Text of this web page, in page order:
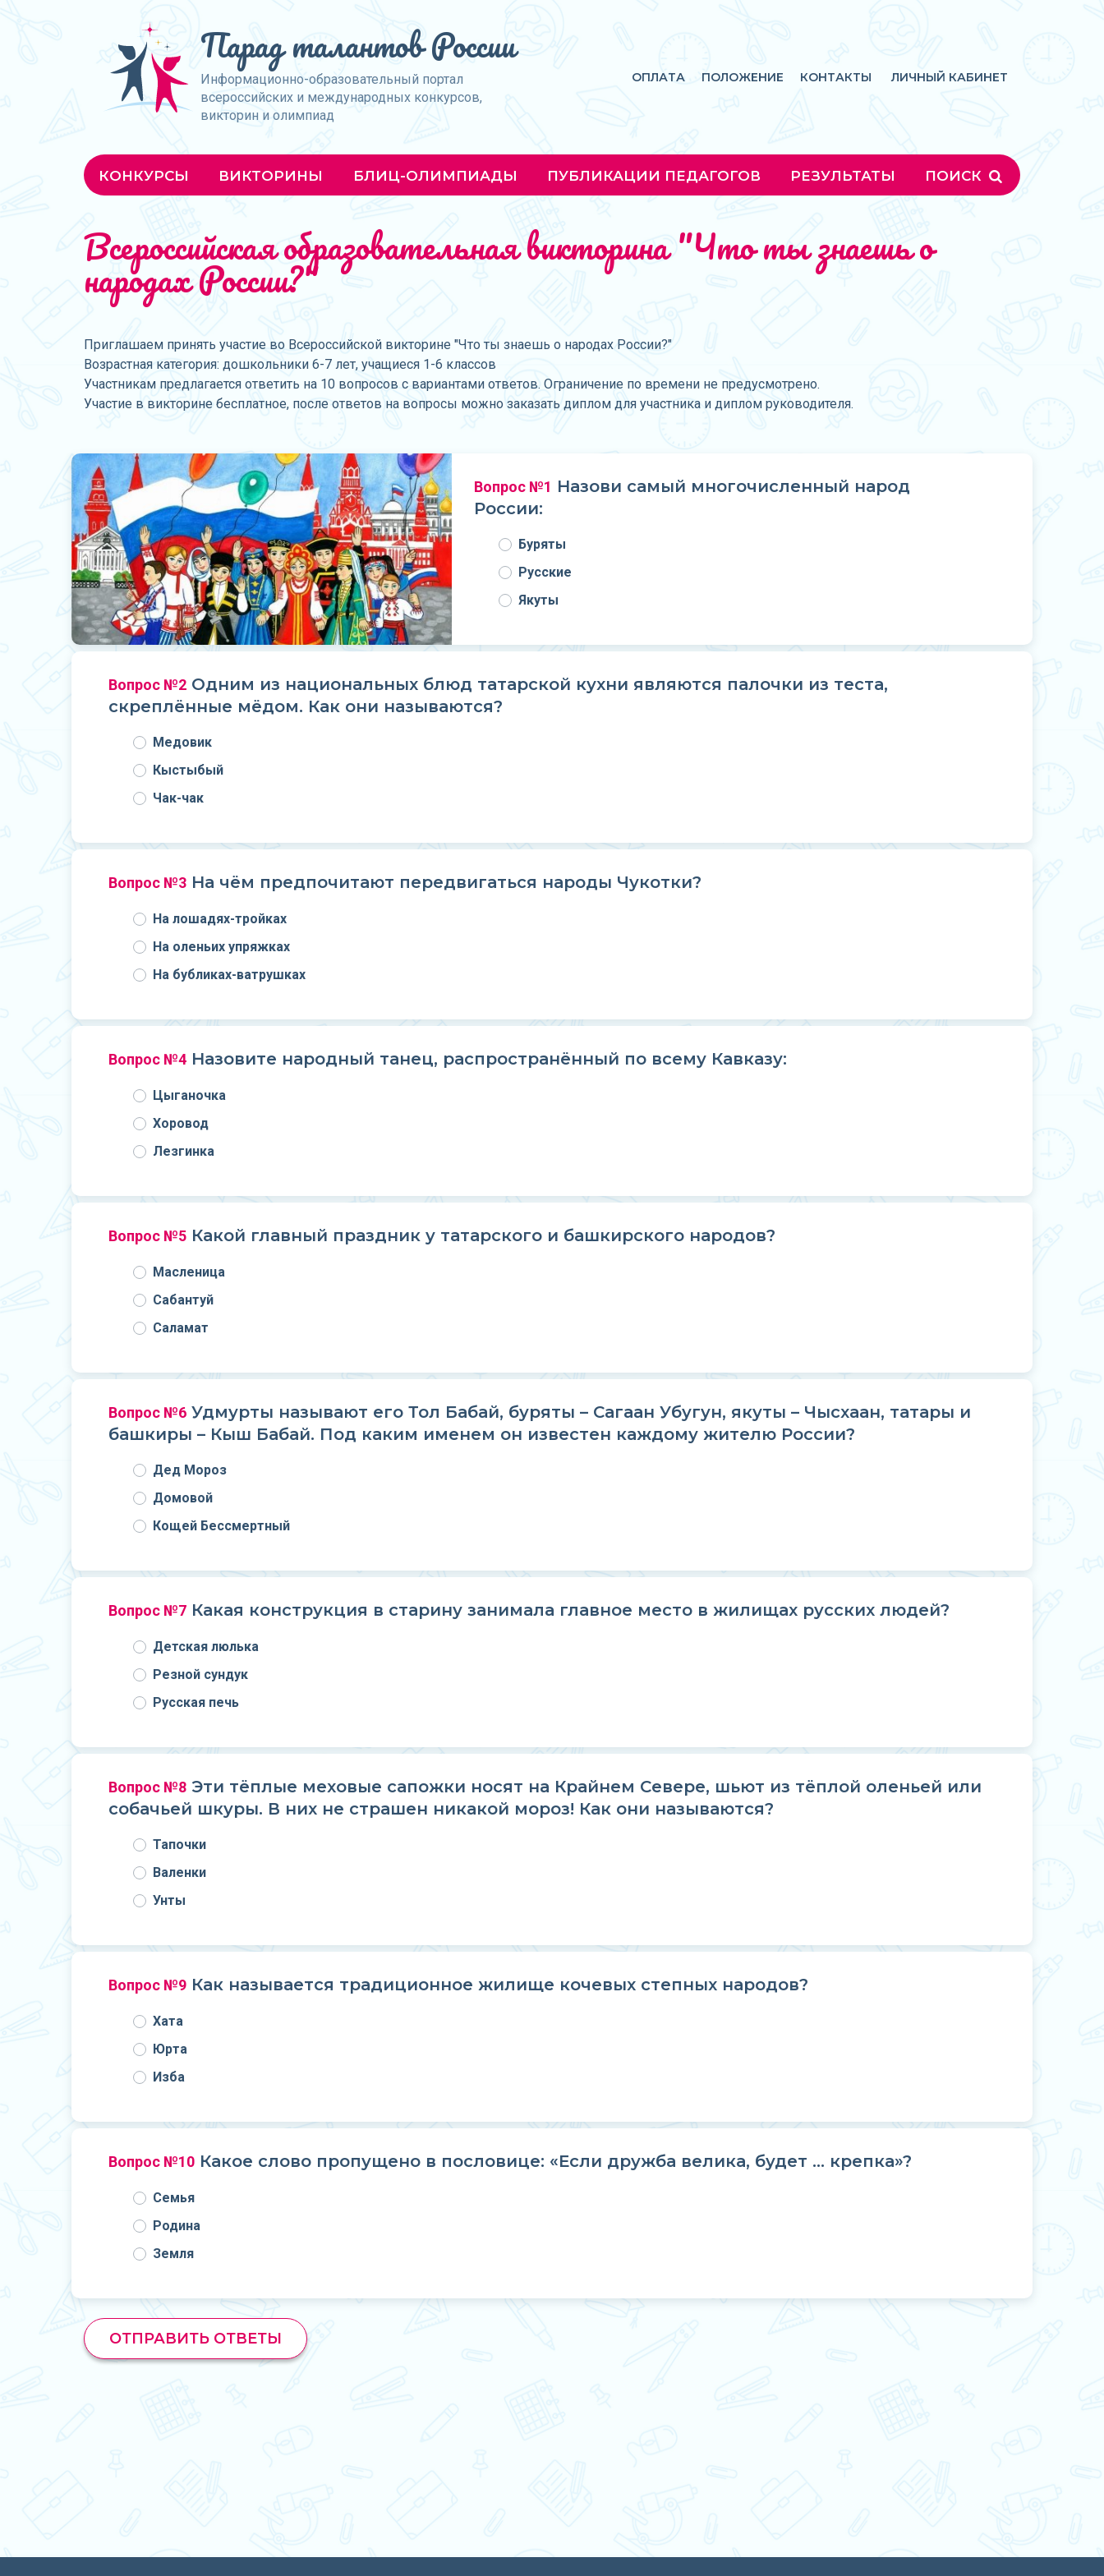
Парад талантов России
Информационно-образовательный портал
всероссийских и международных конкурсов,
викторин и олимпиад
ОПЛАТА ПОЛОЖЕНИЕ КОНТАКТЫ ЛИЧНЫЙ КАБИНЕТ
КОНКУРСЫ ВИКТОРИНЫ БЛИЦ-ОЛИМПИАДЫ ПУБЛИКАЦИИ ПЕДАГОГОВ РЕЗУЛЬТАТЫ ПОИСК
Всероссийская образовательная викторина "Что ты знаешь о
народах России?"
Приглашаем принять участие во Всероссийской викторине "Что ты знаешь о народах России?"
Возрастная категория: дошкольники 6-7 лет, учащиеся 1-6 классов
Участникам предлагается ответить на 10 вопросов с вариантами ответов. Ограничение по времени не предусмотрено.
Участие в викторине бесплатное, после ответов на вопросы можно заказать диплом для участника и диплом руководителя.
Вопрос №1 Назови самый многочисленный народ
России:
Буряты
Русские
Якуты
Вопрос №2 Одним из национальных блюд татарской кухни являются палочки из теста,
скреплённые мёдом. Как они называются?
Медовик
Кыстыбый
Чак-чак
Вопрос №3 На чём предпочитают передвигаться народы Чукотки?
На лошадях-тройках
На оленьих упряжках
На бубликах-ватрушках
Вопрос №4 Назовите народный танец, распространённый по всему Кавказу:
Цыганочка
Хоровод
Лезгинка
Вопрос №5 Какой главный праздник у татарского и башкирского народов?
Масленица
Сабантуй
Саламат
Вопрос №6 Удмурты называют его Тол Бабай, буряты – Сагаан Убугун, якуты – Чысхаан, татары и
башкиры – Кыш Бабай. Под каким именем он известен каждому жителю России?
Дед Мороз
Домовой
Кощей Бессмертный
Вопрос №7 Какая конструкция в старину занимала главное место в жилищах русских людей?
Детская люлька
Резной сундук
Русская печь
Вопрос №8 Эти тёплые меховые сапожки носят на Крайнем Севере, шьют из тёплой оленьей или
собачьей шкуры. В них не страшен никакой мороз! Как они называются?
Тапочки
Валенки
Унты
Вопрос №9 Как называется традиционное жилище кочевых степных народов?
Хата
Юрта
Изба
Вопрос №10 Какое слово пропущено в пословице: «Если дружба велика, будет ... крепка»?
Семья
Родина
Земля
ОТПРАВИТЬ ОТВЕТЫ